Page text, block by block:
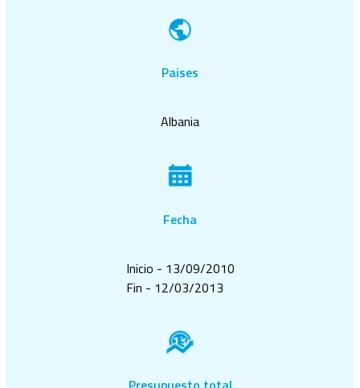
Paises
Albania
Fecha
Inicio - 13/09/2010
Fin - 12/03/2013